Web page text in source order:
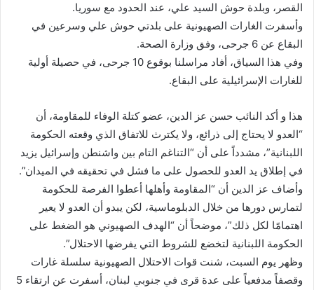
القصر، وبلدة حوش السيد علي، عند الحدود مع سوريا.
وأسفرت الغارات الصهيونية على بلدتي حوش علي وسرعين في
البقاع عن 6 جرحى، وفق وزارة الصحة.
وفي هذا السياق، أفاد مراسلنا بوقوع 10 جرحى، في حصيلة أولية
للغارات الإسرائيلية على البقاع.
هذا و أكد النائب حسن عز الدين، عضو كتلة الوفاء للمقاومة، أن
“العدو لا يحتاج إلى ذرائع، ولا يكترث للاتفاق الذي وقعته الحكومة
اللبنانية”، مشدداً على أن “التناغم التام بين واشنطن وإسرائيل يزيد
في إطلاق يد العدو للحصول على ما فشل في تحقيقه في الميدان”.
وأضاف عز الدين أن “المقاومة وأهلها أعطوا الفرصة للحكومة
لتمارس دورها من خلال الدبلوماسية، لكن يبدو أن العدو لا يعير
اهتمامًا لكل ذلك”، موضحاً أن “الهدف الصهيوني هو الضغط على
الحكومة اللبنانية لتخضع للشروط التي يفرضها الاحتلال”.
وظهر يوم السبت، شنت قوات الاحتلال الصهيونية سلسلة غارات
وقصفاً مدفعياً على عدة قرى في جنوبي لبنان، أسفرت عن ارتقاء 5